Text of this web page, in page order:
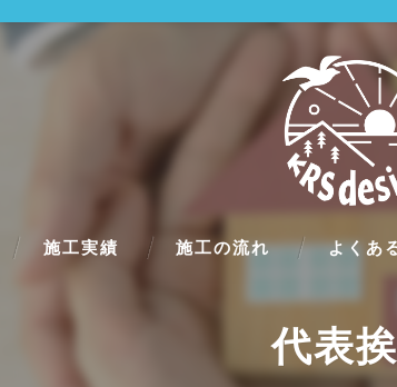
施工実績 施工の流れ よくあ
代表